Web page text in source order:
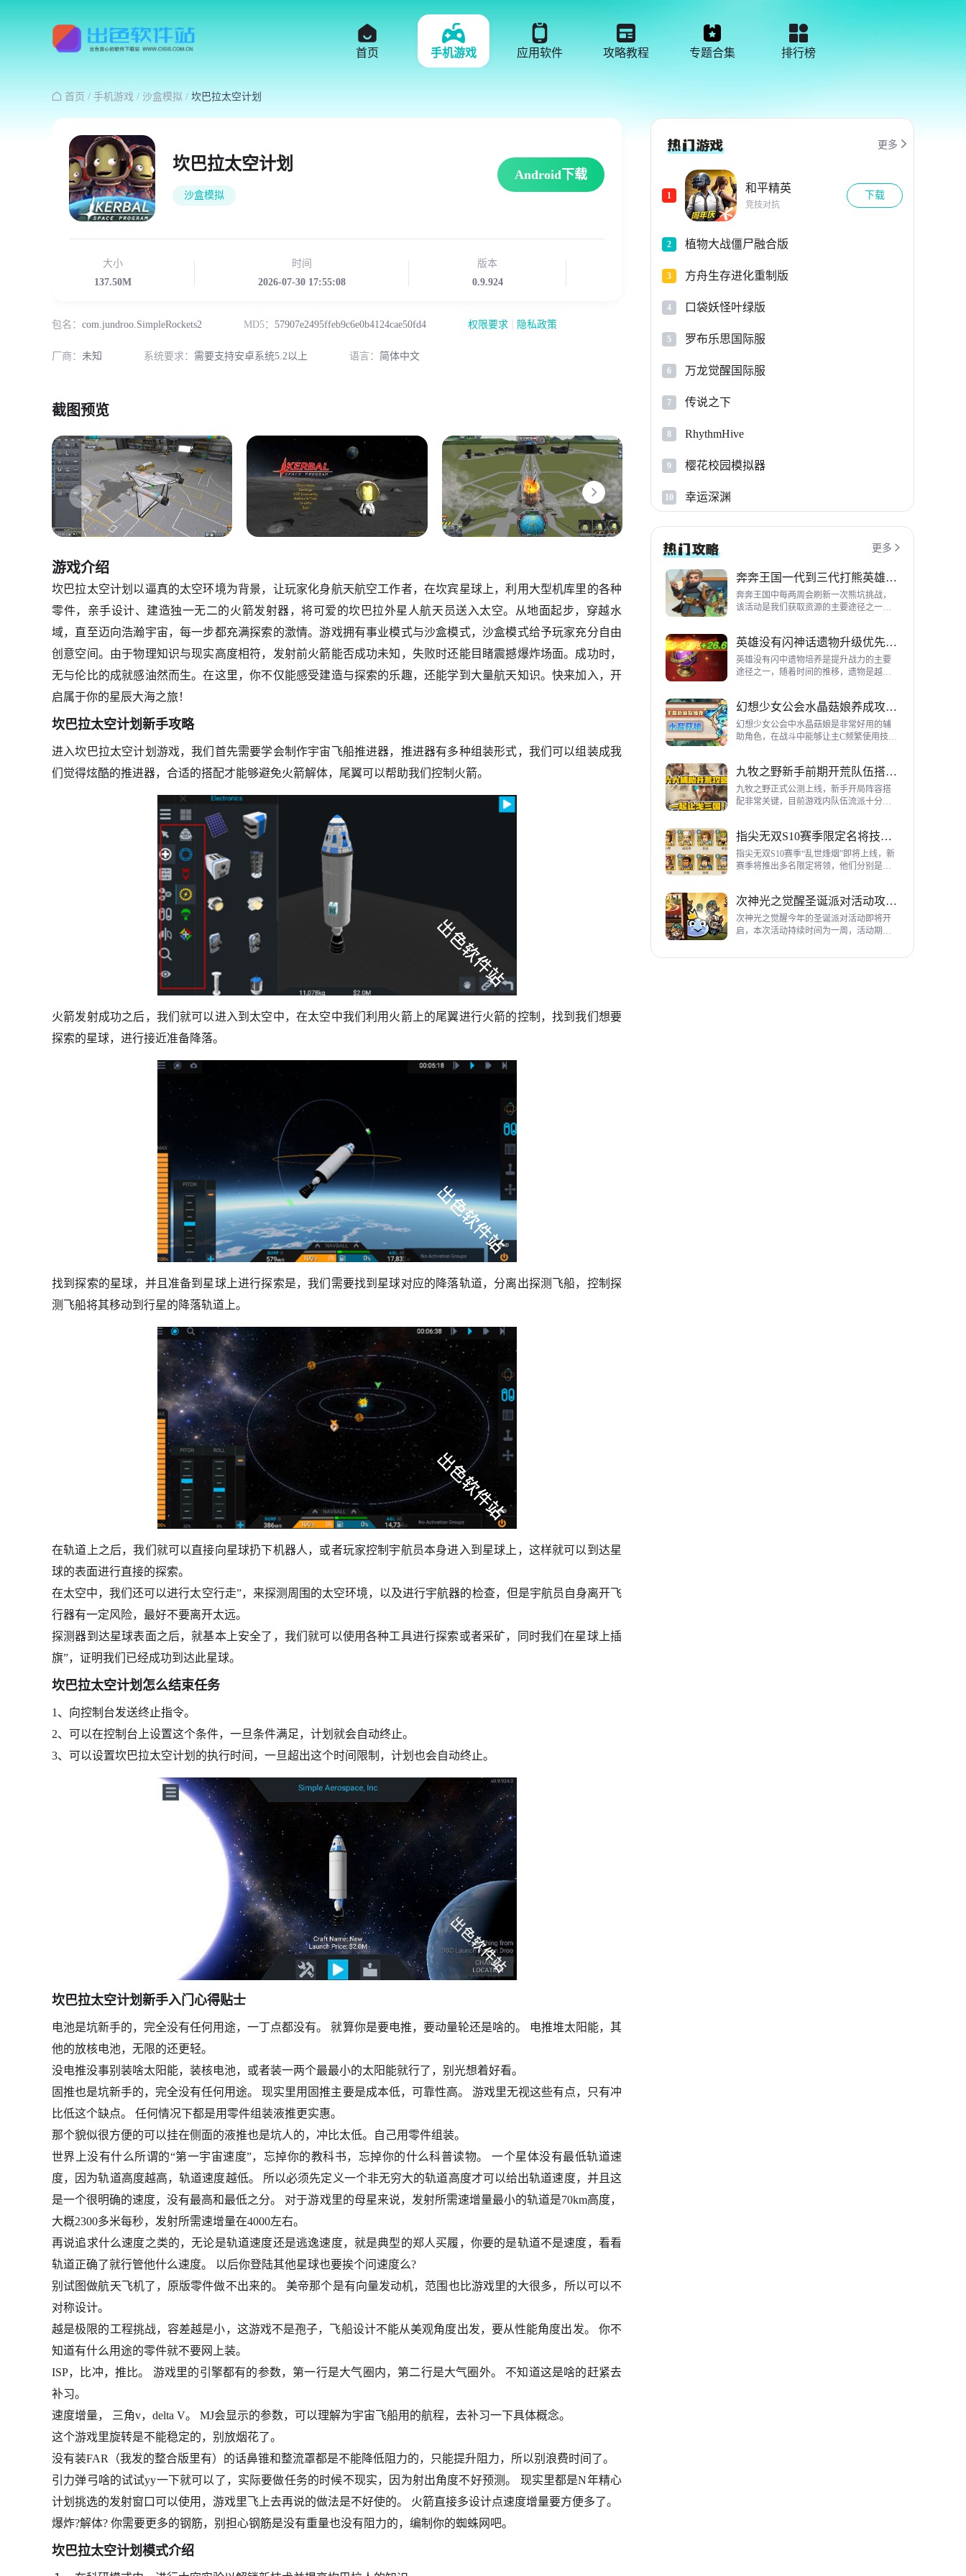
首页 手机游戏 应用软件 攻略教程 专题合集 排行榜
 首页 / 手机游戏 / 沙盒模拟 / 坎巴拉太空计划
坎巴拉太空计划
沙盒模拟
Android下载
大小
137.50M
时间
2026-07-30 17:55:08
版本
0.9.924
包名： com.jundroo.SimpleRockets2 MD5： 57907e2495ffeb9c6e0b4124cae50fd4 权限要求 隐私政策
厂商： 未知 系统要求： 需要支持安卓系统5.2以上 语言： 简体中文
截图预览
游戏介绍
坎巴拉太空计划以逼真的太空环境为背景，让玩家化身航天航空工作者，在坎宾星球上，利用大型机库里的各种
零件，亲手设计、建造独一无二的火箭发射器，将可爱的坎巴拉外星人航天员送入太空。从地面起步，穿越水
域，直至迈向浩瀚宇宙，每一步都充满探索的激情。游戏拥有事业模式与沙盒模式，沙盒模式给予玩家充分自由
创意空间。由于物理知识与现实高度相符，发射前火箭能否成功未知，失败时还能目睹震撼爆炸场面。成功时，
无与伦比的成就感油然而生。在这里，你不仅能感受建造与探索的乐趣，还能学到大量航天知识。快来加入，开
启属于你的星辰大海之旅！
坎巴拉太空计划新手攻略
进入坎巴拉太空计划游戏，我们首先需要学会制作宇宙飞船推进器，推进器有多种组装形式，我们可以组装成我
们觉得炫酷的推进器，合适的搭配才能够避免火箭解体，尾翼可以帮助我们控制火箭。
火箭发射成功之后，我们就可以进入到太空中，在太空中我们利用火箭上的尾翼进行火箭的控制，找到我们想要
探索的星球，进行接近准备降落。
找到探索的星球，并且准备到星球上进行探索是，我们需要找到星球对应的降落轨道，分离出探测飞船，控制探
测飞船将其移动到行星的降落轨道上。
在轨道上之后，我们就可以直接向星球扔下机器人，或者玩家控制宇航员本身进入到星球上，这样就可以到达星
球的表面进行直接的探索。
在太空中，我们还可以进行太空行走”，来探测周围的太空环境，以及进行宇航器的检查，但是宇航员自身离开飞
行器有一定风险，最好不要离开太远。
探测器到达星球表面之后，就基本上安全了，我们就可以使用各种工具进行探索或者采矿，同时我们在星球上插
旗”，证明我们已经成功到达此星球。
坎巴拉太空计划怎么结束任务
1、向控制台发送终止指令。
2、可以在控制台上设置这个条件，一旦条件满足，计划就会自动终止。
3、可以设置坎巴拉太空计划的执行时间，一旦超出这个时间限制，计划也会自动终止。
坎巴拉太空计划新手入门心得贴士
电池是坑新手的，完全没有任何用途，一丁点都没有。 就算你是要电推，要动量轮还是啥的。 电推堆太阳能，其
他的放核电池，无限的还更轻。
没电推没事别装啥太阳能，装核电池，或者装一两个最最小的太阳能就行了，别光想着好看。
固推也是坑新手的，完全没有任何用途。 现实里用固推主要是成本低，可靠性高。 游戏里无视这些有点，只有冲
比低这个缺点。 任何情况下都是用零件组装液推更实惠。
那个貌似很方便的可以挂在侧面的液推也是坑人的，冲比太低。自己用零件组装。
世界上没有什么所谓的“第一宇宙速度”，忘掉你的教科书，忘掉你的什么科普读物。 一个星体没有最低轨道速
度，因为轨道高度越高，轨道速度越低。 所以必须先定义一个非无穷大的轨道高度才可以给出轨道速度，并且这
是一个很明确的速度，没有最高和最低之分。 对于游戏里的母星来说，发射所需速增量最小的轨道是70km高度，
大概2300多米每秒，发射所需速增量在4000左右。
再说追求什么速度之类的，无论是轨道速度还是逃逸速度，就是典型的郑人买履，你要的是轨道不是速度，看看
轨道正确了就行管他什么速度。 以后你登陆其他星球也要挨个问速度么?
别试图做航天飞机了，原版零件做不出来的。 美帝那个是有向量发动机，范围也比游戏里的大很多，所以可以不
对称设计。
越是极限的工程挑战，容差越是小，这游戏不是孢子，飞船设计不能从美观角度出发，要从性能角度出发。 你不
知道有什么用途的零件就不要网上装。
ISP，比冲，推比。 游戏里的引擎都有的参数，第一行是大气圈内，第二行是大气圈外。 不知道这是啥的赶紧去
补习。
速度增量， 三角v，delta V。 MJ会显示的参数，可以理解为宇宙飞船用的航程，去补习一下具体概念。
这个游戏里旋转是不能稳定的，别放烟花了。
没有装FAR（我发的整合版里有）的话鼻锥和整流罩都是不能降低阻力的，只能提升阻力，所以别浪费时间了。
引力弹弓啥的试试yy一下就可以了，实际要做任务的时候不现实，因为射出角度不好预测。 现实里都是N年精心
计划挑选的发射窗口可以使用，游戏里飞上去再说的做法是不好使的。 火箭直接多设计点速度增量要方便多了。
爆炸?解体? 你需要更多的钢筋，别担心钢筋是没有重量也没有阻力的，编制你的蜘蛛网吧。
坎巴拉太空计划模式介绍
更多 
1
和平精英
竞技对抗
下载
2 植物大战僵尸融合版
3 方舟生存进化重制版
4 口袋妖怪叶绿版
5 罗布乐思国际服
6 万龙觉醒国际服
7 传说之下
8 RhythmHive
9 樱花校园模拟器
10 幸运深渊
更多 
奔奔王国一代到三代打熊英雄推荐
奔奔王国中每两周会刷新一次熊坑挑战，
该活动是我们获取资源的主要途径之一，
到三代打熊英雄选择建议，各位参考一
下。
英雄没有闪神话遗物升级优先级指南
英雄没有闪中遗物培养是提升战力的主要
途径之一，随着时间的推移，遗物是越来
神话遗物升级优先级建议。
幻想少女公会水晶菇娘养成攻略详解
幻想少女公会中水晶菇娘是非常好用的辅
助角色，在战斗中能够让主C频繁使用技
成全方位指南，大家来看看吧。
九牧之野新手前期开荒队伍搭配指南
九牧之野正式公测上线，新手开局阵容搭
配非常关键，目前游戏内队伍流派十分丰
前期开荒阵容搭配详细攻略。
指尖无双S10赛季限定名将技能一览
指尖无双S10赛季“乱世烽烟”即将上线，新
赛季将推出多名限定将领，他们分别是：
了解一下吧。
次神光之觉醒圣诞派对活动攻略指南
次神光之觉醒今年的圣诞派对活动即将开
启，本次活动持续时间为一周，活动期间
来提升活动等级领取对应奖励，下面为大